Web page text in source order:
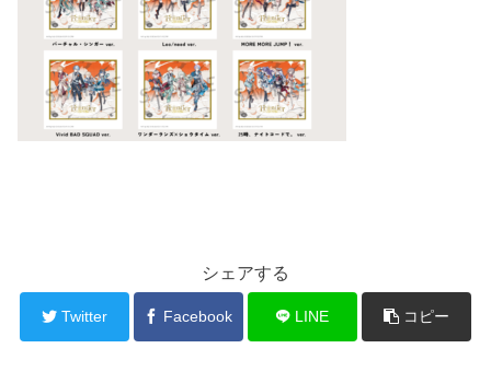
シェアする
Twitter Facebook LINE コピー